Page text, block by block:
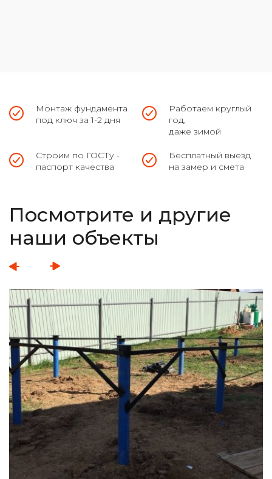
Монтаж фундамента
под ключ за 1-2 дня
Работаем круглый
год,
даже зимой
Строим по ГОСТу -
паспорт качества
Бесплатный выезд
на замер и смета
Посмотрите и другие
наши объекты